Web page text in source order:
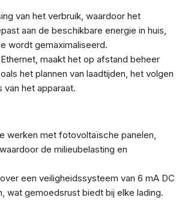
van het verbruik, waardoor het
aan de beschikbare energie in huis,
wordt gemaximaliseerd.
maakt het op afstand beheer
het plannen van laadtijden, het volgen
het apparaat.
werken met fotovoltaïsche panelen,
de milieubelasting en
een veiligheidssysteem van 6 mA DC
gemoedsrust biedt bij elke lading.